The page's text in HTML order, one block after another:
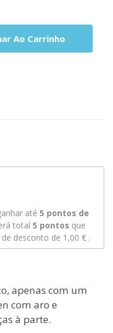
Ao Carrinho
até 5 pontos de
total 5 pontos que
desconto de 1,00 €.
apenas com um
com aro e
à parte.